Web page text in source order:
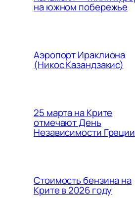
на южном побережье
Аэропорт Ираклиона
(Никос Казандзакис)
25 марта на Крите
отмечают День
Независимости Греции
Стоимость бензина на
Крите в 2026 году